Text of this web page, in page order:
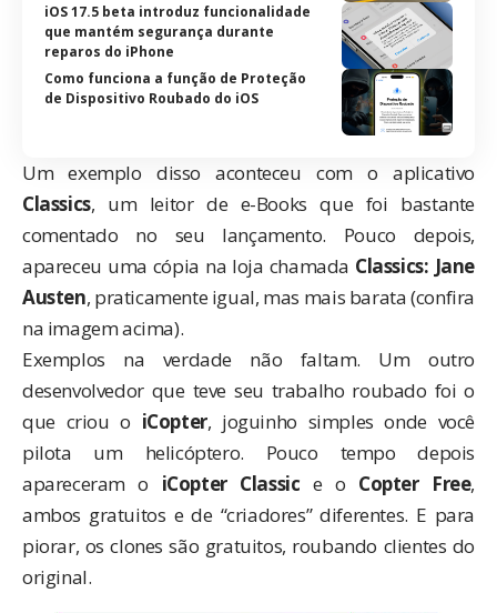
iOS 17.5 beta introduz funcionalidade
que mantém segurança durante
reparos do iPhone
Como funciona a função de Proteção
de Dispositivo Roubado do iOS
Um exemplo disso aconteceu com o aplicativo
Classics, um leitor de e-Books que foi bastante
comentado no seu lançamento. Pouco depois,
apareceu uma cópia na loja chamada Classics: Jane
Austen, praticamente igual, mas mais barata (confira
na imagem acima).
Exemplos na verdade não faltam. Um outro
desenvolvedor que teve seu trabalho roubado foi o
que criou o iCopter, joguinho simples onde você
pilota um helicóptero. Pouco tempo depois
apareceram o iCopter Classic e o Copter Free,
ambos gratuitos e de “criadores” diferentes. E para
piorar, os clones são gratuitos, roubando clientes do
original.